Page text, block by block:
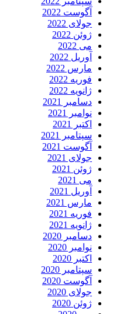
آگوست 2022
جولای 2022
ژوئن 2022
می 2022
آوریل 2022
مارس 2022
فوریه 2022
ژانویه 2022
دسامبر 2021
نوامبر 2021
اکتبر 2021
سپتامبر 2021
آگوست 2021
جولای 2021
ژوئن 2021
می 2021
آوریل 2021
مارس 2021
فوریه 2021
ژانویه 2021
دسامبر 2020
نوامبر 2020
اکتبر 2020
سپتامبر 2020
آگوست 2020
جولای 2020
ژوئن 2020